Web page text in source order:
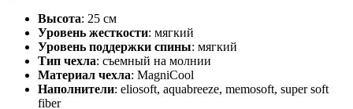
Высота: 25 см
Уровень жесткости: мягкий
Уровень поддержки спины: мягкий
Тип чехла: съемный на молнии
Материал чехла: MagniCool
Наполнители: eliosoft, aquabreeze, memosoft, super soft
fiber